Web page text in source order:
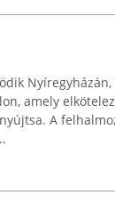
amely
A